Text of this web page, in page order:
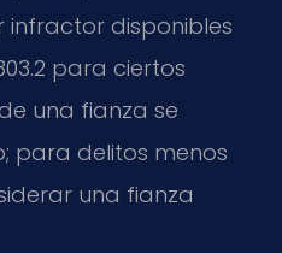
disponibles
para ciertos
una fianza se
para delitos menos
una fianza